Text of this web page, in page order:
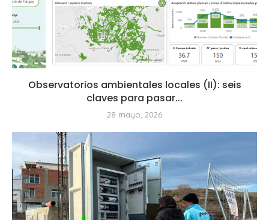
Observatorios ambientales locales (II): seis
claves para pasar...
28 mayo, 2026